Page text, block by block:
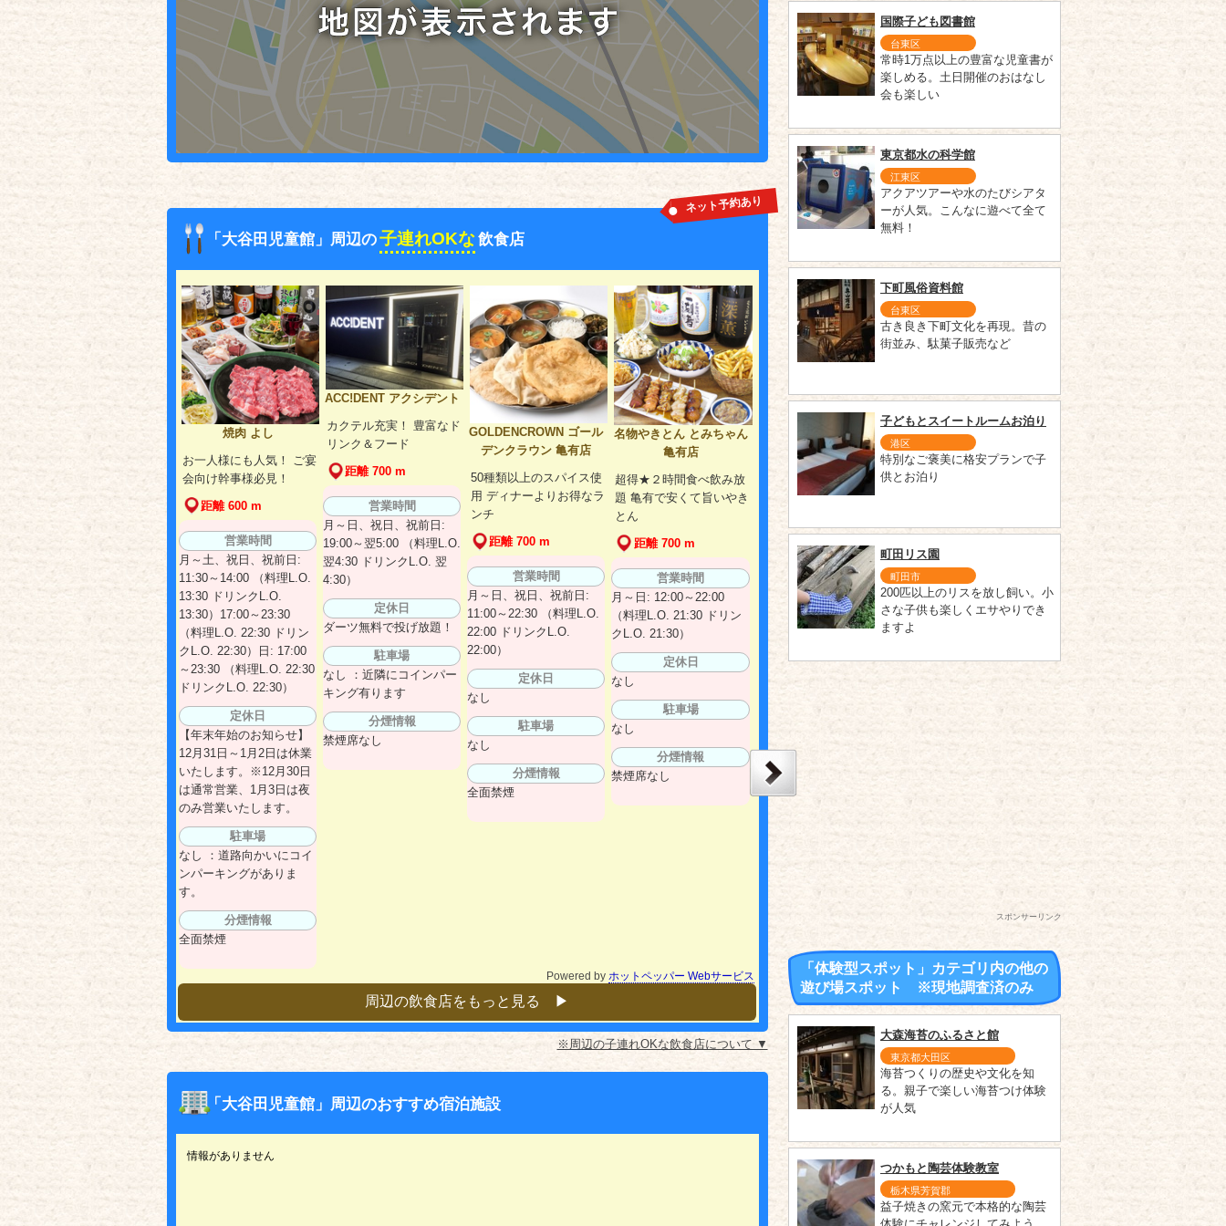
「大谷田児童館」周辺の子連れOKな飲食店
ネット予約あり
焼肉 よし
お一人様にも人気！ ご宴
会向け幹事様必見！
距離 600 m
営業時間
月～土、祝日、祝前日:
11:30～14:00 （料理L.O.
13:30 ドリンクL.O.
13:30）17:00～23:30
（料理L.O. 22:30 ドリン
クL.O. 22:30）日: 17:00
～23:30 （料理L.O. 22:30
ドリンクL.O. 22:30）
定休日
【年末年始のお知らせ】
12月31日～1月2日は休業
いたします。※12月30日
は通常営業、1月3日は夜
のみ営業いたします。
駐車場
なし ：道路向かいにコイ
ンパーキングがありま
す。
分煙情報
全面禁煙
ACC!DENT アクシデント
カクテル充実！ 豊富なド
リンク＆フード
距離 700 m
営業時間
月～日、祝日、祝前日:
19:00～翌5:00 （料理L.O.
翌4:30 ドリンクL.O. 翌
4:30）
定休日
ダーツ無料で投げ放題！
駐車場
なし ：近隣にコインパー
キング有ります
分煙情報
禁煙席なし
GOLDENCROWN ゴール
デンクラウン 亀有店
50種類以上のスパイス使
用 ディナーよりお得なラ
ンチ
距離 700 m
営業時間
月～日、祝日、祝前日:
11:00～22:30 （料理L.O.
22:00 ドリンクL.O.
22:00）
定休日
なし
駐車場
なし
分煙情報
全面禁煙
名物やきとん とみちゃん
亀有店
超得★２時間食べ飲み放
題 亀有で安くて旨いやき
とん
距離 700 m
営業時間
月～日: 12:00～22:00
（料理L.O. 21:30 ドリン
クL.O. 21:30）
定休日
なし
駐車場
なし
分煙情報
禁煙席なし
Powered by ホットペッパー Webサービス
周辺の飲食店をもっと見る ▶︎
※周辺の子連れOKな飲食店について ▼
「大谷田児童館」周辺のおすすめ宿泊施設
情報がありません
国際子ども図書館
台東区
常時1万点以上の豊富な児童書が
楽しめる。土日開催のおはなし
会も楽しい
東京都水の科学館
江東区
アクアツアーや水のたびシアタ
ーが人気。こんなに遊べて全て
無料！
下町風俗資料館
台東区
古き良き下町文化を再現。昔の
街並み、駄菓子販売など
子どもとスイートルームお泊り
港区
特別なご褒美に格安プランで子
供とお泊り
町田リス園
町田市
200匹以上のリスを放し飼い。小
さな子供も楽しくエサやりでき
ますよ
スポンサーリンク
「体験型スポット」カテゴリ内の他の
遊び場スポット ※現地調査済のみ
大森海苔のふるさと館
東京都大田区
海苔つくりの歴史や文化を知
る。親子で楽しい海苔つけ体験
が人気
つかもと陶芸体験教室
栃木県芳賀郡
益子焼きの窯元で本格的な陶芸